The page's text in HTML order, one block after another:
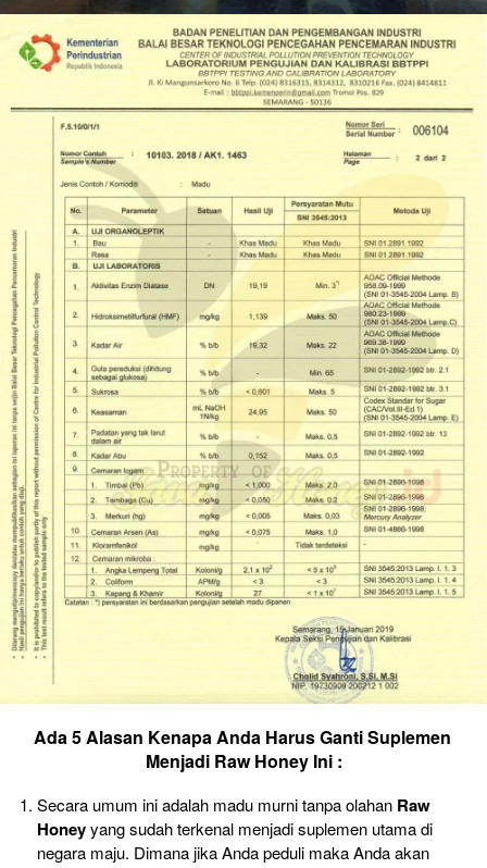
Ada 5 Alasan Kenapa Anda Harus Ganti Suplemen
Menjadi Raw Honey Ini :
Secara umum ini adalah madu murni tanpa olahan Raw
Honey yang sudah terkenal menjadi suplemen utama di
negara maju. Dimana jika Anda peduli maka Anda akan